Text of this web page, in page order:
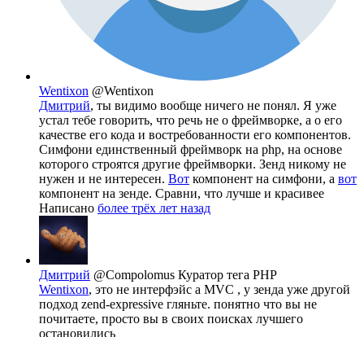
Wentixon @Wentixon
Дмитрий, ты видимо вообще ничего не понял. Я уже
устал тебе говорить, что речь не о фреймворке, а о его
качестве его кода и востребованности его компонентов.
Симфони единственный фреймворк на php, на основе
которого строятся другие фреймворки. Зенд никому не
нужен и не интересен. Вот компонент на симфони, а вот
компонент на зенде. Сравни, что лучше и красивее
Написано более трёх лет назад
Дмитрий @Compolomus Куратор тега PHP
Wentixon, это не интерфэйс а MVC , у зенда уже другой
подход zend-expressive гляньте. понятно что вы не
почитаете, просто вы в своих поисках лучшего
остановились